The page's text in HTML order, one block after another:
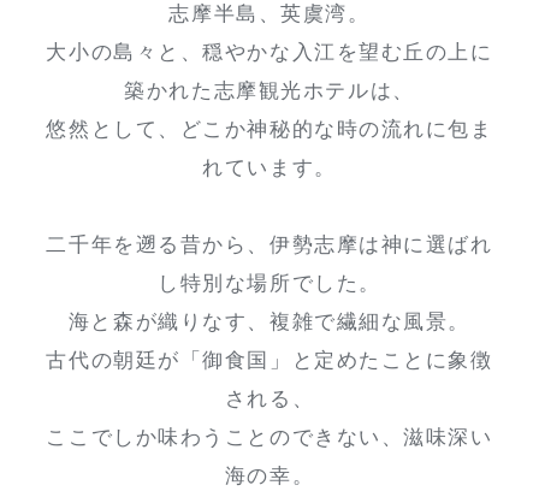
志摩半島、英虞湾。
大小の島々と、穏やかな入江を望む丘の上に
築かれた志摩観光ホテルは、
悠然として、どこか神秘的な時の流れに包ま
れています。
二千年を遡る昔から、伊勢志摩は神に選ばれ
し特別な場所でした。
海と森が織りなす、複雑で繊細な風景。
古代の朝廷が「御食国」と定めたことに象徴
される、
ここでしか味わうことのできない、滋味深い
海の幸。